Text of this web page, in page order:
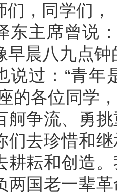
，同学们，
主席曾说：
早晨八九点
说过：“青
的各位同学
舸争流、勇
们去珍惜和
耕耘和创造
两国老一辈